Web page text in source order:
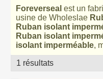
Foreverseal est un
usine de Wholeslae
Ruban isolant
Ruban isolant
isolant imperméable,
1 résultats